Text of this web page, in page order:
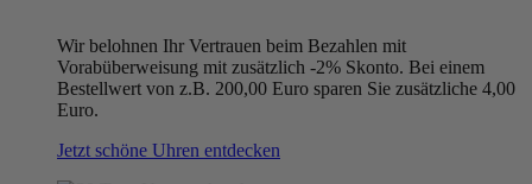
Wir belohnen Ihr Vertrauen beim Bezahlen mit
Vorabüberweisung mit zusätzlich -2% Skonto. Bei einem
Bestellwert von z.B. 200,00 Euro sparen Sie zusätzliche 4,00
Euro.
Jetzt schöne Uhren entdecken